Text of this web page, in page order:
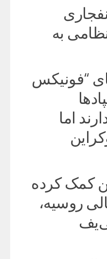
پهپاد انفجاری
به
پهپادهای “فونیکس
اما
اوکراین کمک کرده
روسیه،